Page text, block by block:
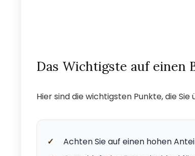
Das Wichtigste auf einen
Hier sind die wichtigsten Punkte, die
✓
Achten Sie auf einen hohen